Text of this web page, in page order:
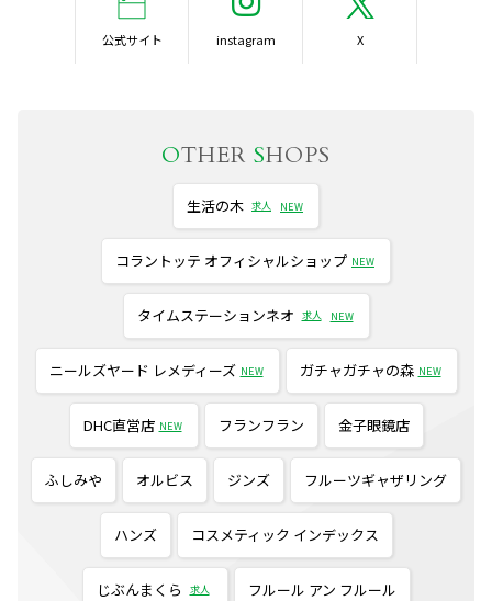
公式サイト
OTHER SHOPS
生活の木 求人 NEW
コラントッテ オフィシャルショップ NEW
タイムステーションネオ 求人 NEW
ニールズヤード レメディーズ NEW ガチャガチャの森 NEW
DHC直営店 NEW フランフラン 金子眼鏡店
ふしみや オルビス ジンズ フルーツギャザリング
ハンズ コスメティック インデックス
じぶんまくら 求人 フルール アン フルール